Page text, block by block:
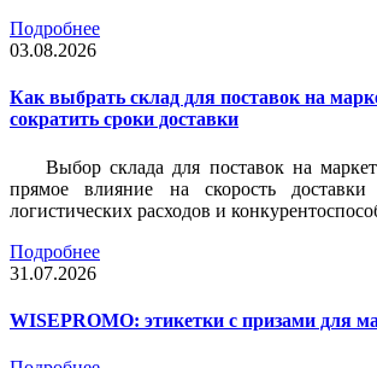
Подробнее
03.08.2026
Как выбрать склад для поставок на
сократить сроки доставки
Выбор склада для поставок на
прямое влияние на скорость доставки
логистических расходов и
Подробнее
31.07.2026
WISEPROMO: этикетки с призами для